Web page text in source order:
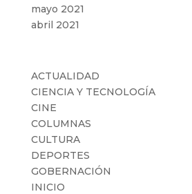
mayo 2021
abril 2021
ACTUALIDAD
CIENCIA Y TECNOLOGÍA
CINE
COLUMNAS
CULTURA
DEPORTES
GOBERNACIÓN
INICIO